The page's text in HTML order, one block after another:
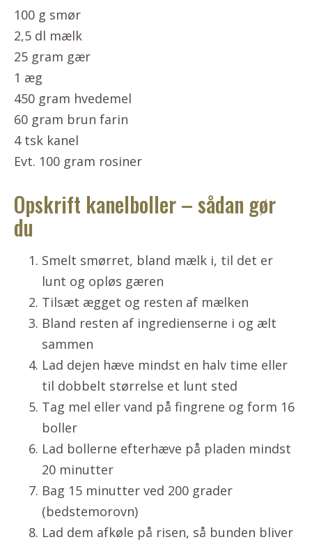
100 g smør
2,5 dl mælk
25 gram gær
1 æg
450 gram hvedemel
60 gram brun farin
4 tsk kanel
Evt. 100 gram rosiner
Opskrift kanelboller – sådan gør
du
Smelt smørret, bland mælk i, til det er
lunt og opløs gæren
Tilsæt ægget og resten af mælken
Bland resten af ingredienserne i og ælt
sammen
Lad dejen hæve mindst en halv time eller
til dobbelt størrelse et lunt sted
Tag mel eller vand på fingrene og form 16
boller
Lad bollerne efterhæve på pladen mindst
20 minutter
Bag 15 minutter ved 200 grader
(bedstemorovn)
Lad dem afkøle på risen, så bunden bliver